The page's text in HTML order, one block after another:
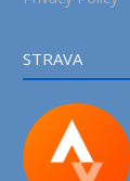
STRAVA